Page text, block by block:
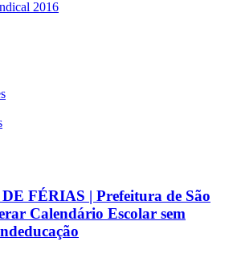
2016
FÉRIAS | Prefeitura de São
Calendário Escolar sem